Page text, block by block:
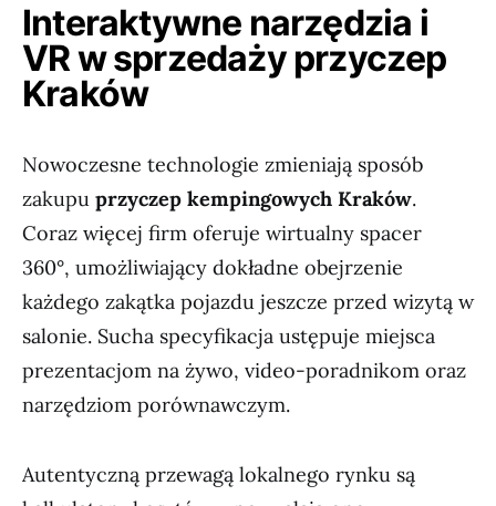
Interaktywne narzędzia i
VR w sprzedaży przyczep
Kraków
Nowoczesne technologie zmieniają sposób
zakupu przyczep kempingowych Kraków.
Coraz więcej firm oferuje wirtualny spacer
360°, umożliwiający dokładne obejrzenie
każdego zakątka pojazdu jeszcze przed wizytą w
salonie. Sucha specyfikacja ustępuje miejsca
prezentacjom na żywo, video-poradnikom oraz
narzędziom porównawczym.
Autentyczną przewagą lokalnego rynku są